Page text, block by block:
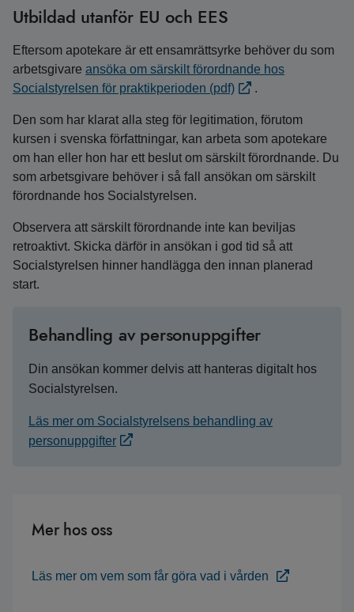
Utbildad utanför EU och EES
Eftersom apotekare är ett ensamrättsyrke behöver du som
arbetsgivare ansöka om särskilt förordnande hos
Socialstyrelsen för praktikperioden (pdf)
.
Den som har klarat alla steg för legitimation, förutom
kursen i svenska författningar, kan arbeta som apotekare
om han eller hon har ett beslut om särskilt förordnande. Du
som arbetsgivare behöver i så fall ansökan om särskilt
förordnande hos Socialstyrelsen.
Observera att särskilt förordnande inte kan beviljas
retroaktivt. Skicka därför in ansökan i god tid så att
Socialstyrelsen hinner handlägga den innan planerad
start.
Behandling av personuppgifter
Din ansökan kommer delvis att hanteras digitalt hos
Socialstyrelsen.
Läs mer om Socialstyrelsens behandling av
personuppgifter
Mer hos oss
Läs mer om vem som får göra vad i vården